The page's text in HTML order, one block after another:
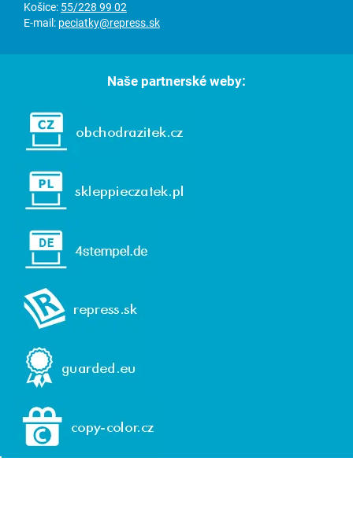
Košice: 55/228 99 02
E-mail: peciatky@repress.sk
Naše partnerské weby: